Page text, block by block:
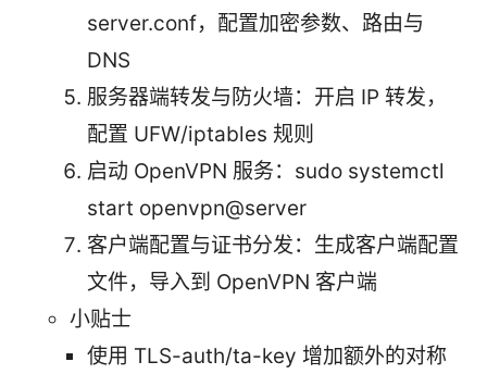
server.conf，配置加密参数、路由与
DNS
服务器端转发与防火墙：开启 IP 转发，
配置 UFW/iptables 规则
启动 OpenVPN 服务：sudo systemctl
start openvpn@server
客户端配置与证书分发：生成客户端配置
文件，导入到 OpenVPN 客户端
小贴士
使用 TLS-auth/ta-key 增加额外的对称